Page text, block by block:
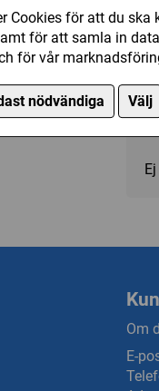
Cookies för att du ska
för att samla in
för vår
nödvändiga Välj
Om
E-